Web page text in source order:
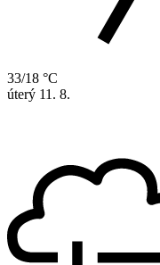
33/18 °C
úterý 11. 8.